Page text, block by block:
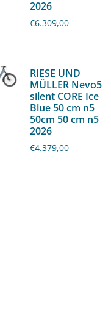
2026
€6.309,00
RIESE UND
MÜLLER Nevo5
silent CORE Ice
Blue 50 cm n5
50cm 50 cm n5
2026
€4.379,00